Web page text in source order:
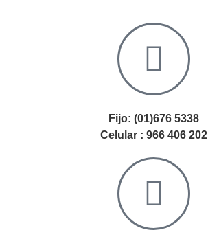
Fijo: (01)676 5338
Celular : 966 406 202